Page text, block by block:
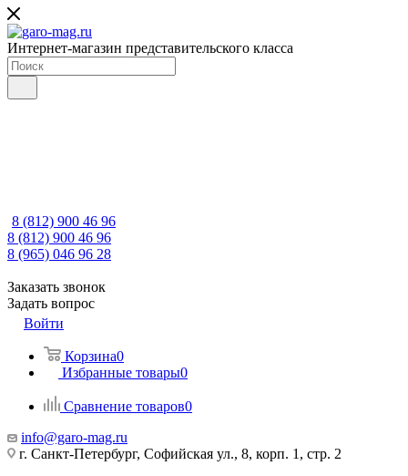
Интернет-магазин представительского класса
8 (812) 900 46 96
8 (812) 900 46 96
8 (965) 046 96 28
Заказать звонок
Задать вопрос
Войти
Корзина0
Избранные товары0
Сравнение товаров0
info@garo-mag.ru
г. Санкт-Петербург, Софийская ул., 8, корп. 1, стр. 2